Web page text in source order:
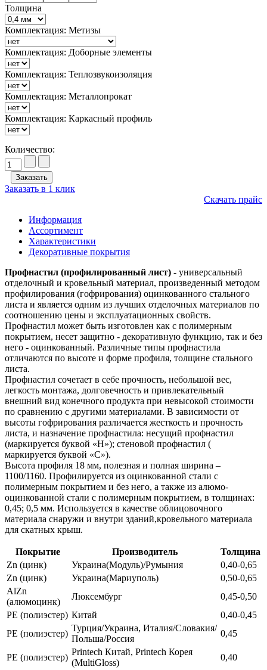
Толщина
Комплектация: Метизы
Комплектация: Доборные элементы
Комплектация: Теплозвукоизоляция
Комплектация: Металлопрокат
Комплектация: Каркасный профиль
Количество:
Заказать в 1 клик
Скачать прайс
Информация
Ассортимент
Характеристики
Декоративные покрытия
Профнастил (профилированный лист) - универсальный
отделочный и кровельный материал, произведенный методом
профилирования (гофрирования) оцинкованного стального
листа и является одним из лучших отделочных материалов по
соотношению цены и эксплуатационных свойств.
Профнастил может быть изготовлен как с полимерным
покрытием, несет защитно - декоративную функцию, так и без
него - оцинкованный. Различные типы профнастила
отличаются по высоте и форме профиля, толщине стального
листа.
Профнастил сочетает в себе прочность, небольшой вес,
легкость монтажа, долговечность и привлекательный
внешний вид конечного продукта при невысокой стоимости
по сравнению с другими материалами. В зависимости от
высоты гофрирования различается жесткость и прочность
листа, и назначение профнастила: несущий профнастил
(маркируется буквой «Н»); стеновой профнастил (
маркируется буквой «С»).
Высота профиля 18 мм, полезная и полная ширина –
1100/1160. Профилируется из оцинкованной стали с
полимерным покрытием и без него, а также из алюмо-
оцинкованной стали с полимерным покрытием, в толщинах:
0,45; 0,5 мм. Используется в качестве облицовочного
материала снаружи и внутри зданий,кровельного материала
для скатных крыш.
Покрытие Производитель
Толщина
Zn (цинк)
Украина(Модуль)/Румыния
0,40-0,65
Zn (цинк)
Украина(Мариуполь)
0,50-0,65
AlZn
(алюмоцинк)
Люксембург
0,45-0,50
РЕ (полиэстер) Китай
0,40-0,45
РЕ (полиэстер)
Турция/Украина, Италия/Словакия/
Польша/Россия
0,45
РЕ (полиэстер)
Printech Китай, Printech Корея
(MultiGloss)
0,40